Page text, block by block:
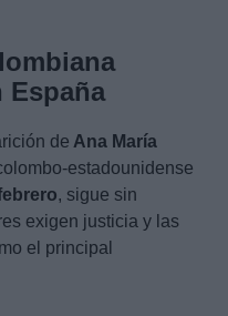
España
de Ana María
estadounidense
, sigue sin
exigen justicia y las
el principal